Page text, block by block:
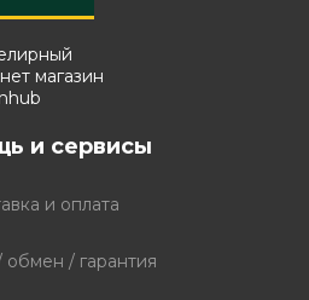
и сервисы
и оплата
обмен / гарантия